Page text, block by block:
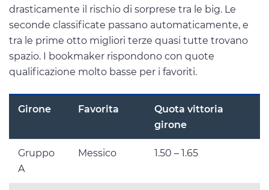
drasticamente il rischio di sorprese tra le big. Le
seconde classificate passano automaticamente, e
tra le prime otto migliori terze quasi tutte trovano
spazio. I bookmaker rispondono con quote
qualificazione molto basse per i favoriti.
Girone Favorita
Quota vittoria
girone
Gruppo
A
Messico 1.50 – 1.65